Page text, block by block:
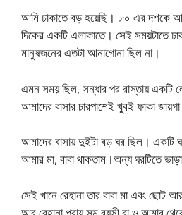
আমি ঢাকাতে বড় হয়েছি। ৮০ এর দশকে
দিকের একটি এলাকাতে। সেই সময়টাতে
মানুষজনের এতটা আনাগোনা ছিল না।
এমন সময় ছিল, সন্ধার পর রাস্তায় একটি
আমাদের বাসার চারপাশেই খুবই ফাকা
আমাদের বাসায় দুইটা বড় ঘর ছিল। একটি
আমার মা, বাবা থাকতাম।অন্য ঘরটিতে
সেই খানে রেহানা তার বাবা মা এবং